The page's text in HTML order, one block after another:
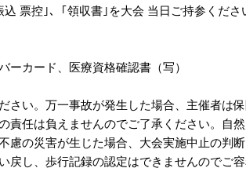
票控｣、｢領収書｣を大会 当日ご持参くださ
ーカード、医療資格確認書（写）
さい。万一事故が発生した場合、主催者は
責任は負えませんのでご了承ください。自
慮の災害が生じた場合、大会実施中止の判
戻し、歩行記録の認定はできませんのでご